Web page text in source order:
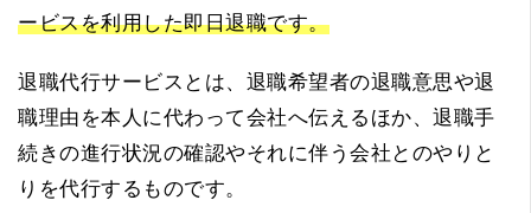
ービスを利用した即日退職です。
退職代行サービスとは、退職希望者の退職意思や退
職理由を本人に代わって会社へ伝えるほか、退職手
続きの進行状況の確認やそれに伴う会社とのやりと
りを代行するものです。